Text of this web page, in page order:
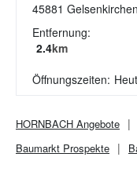
45881 Gelsenkirchen
Entfernung:
2.4km
Öffnungszeiten:
HORNBACH Angebote
Baumarkt Prospekte